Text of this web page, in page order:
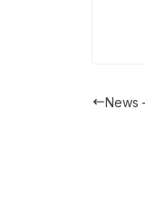
News